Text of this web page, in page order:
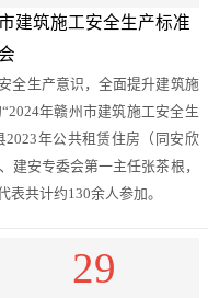
建筑施工安全生产标准
全生产意识，全面提升建筑施
年赣州市建筑施工安全生
年公共租赁住房（同安欣
建安专委会第一主任张茶根，
表共计约130余人参加。
29